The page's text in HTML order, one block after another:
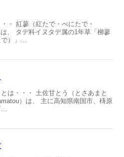
・ 紅蓼（紅たで・べにたで・
、 タデ科イヌタデ属の1年草「柳蓼
）」...
は・・・ 土佐甘とう（とさあまと
）は、 主に高知県南国市、梼原